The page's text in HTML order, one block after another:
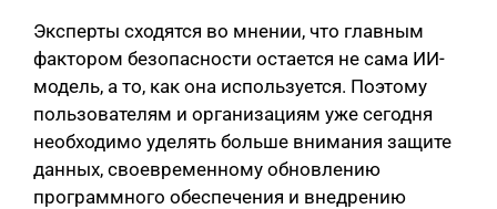
Эксперты сходятся во мнении, что главным
фактором безопасности остается не сама ИИ-
модель, а то, как она используется. Поэтому
пользователям и организациям уже сегодня
необходимо уделять больше внимания защите
данных, своевременному обновлению
программного обеспечения и внедрению